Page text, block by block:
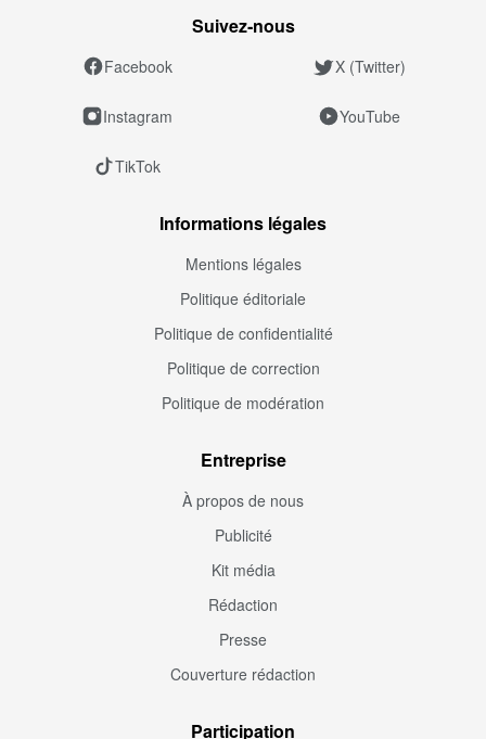
Suivez‑nous
Facebook X (Twitter)
Instagram YouTube
TikTok
Informations légales
Mentions légales
Politique éditoriale
Politique de confidentialité
Politique de correction
Politique de modération
Entreprise
À propos de nous
Publicité
Kit média
Rédaction
Presse
Couverture rédaction
Participation